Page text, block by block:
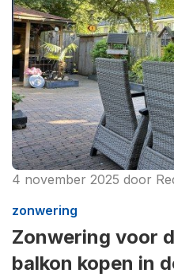
4 november 2025 door
zonwering
Zonwering voor
balkon kopen in